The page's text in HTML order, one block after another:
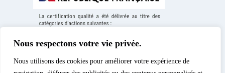
Nous respectons votre vie privée.
Nous utilisons des cookies pour améliorer votre expérience de